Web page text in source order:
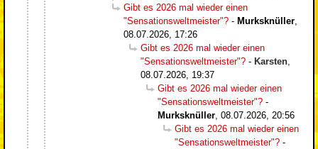
Gibt es 2026 mal wieder einen
"Sensationsweltmeister"? - Murksknüller
08.07.2026, 17:26
Gibt es 2026 mal wieder einen
"Sensationsweltmeister"? - Karsten
08.07.2026, 19:37
Gibt es 2026 mal wieder einen
"Sensationsweltmeister"? -
Murksknüller 08.07.2026, 20:56
Gibt es 2026 mal wieder einen
"Sensationsweltmeister"? -